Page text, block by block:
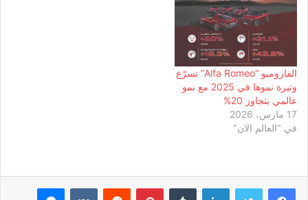
الفاروميو “Alfa Romeo” تسرّع
وتيرة نموها في 2025 مع نمو
عالمي يتجاوز 20%
17 مارس، 2026
في "العالم الان"
لينكدإن بينتيريست ماسنجر